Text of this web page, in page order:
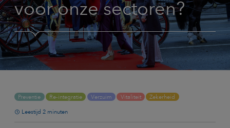
voor onze sectoren?
Preventie Re-integratie Verzuim Vitaliteit Zekerheid
Leestijd 2 minuten